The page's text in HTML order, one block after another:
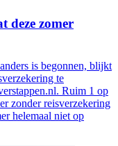
deze zomer
is begonnen, blijkt
te
Ruim 1 op
zonder reisverzekering
helemaal niet op